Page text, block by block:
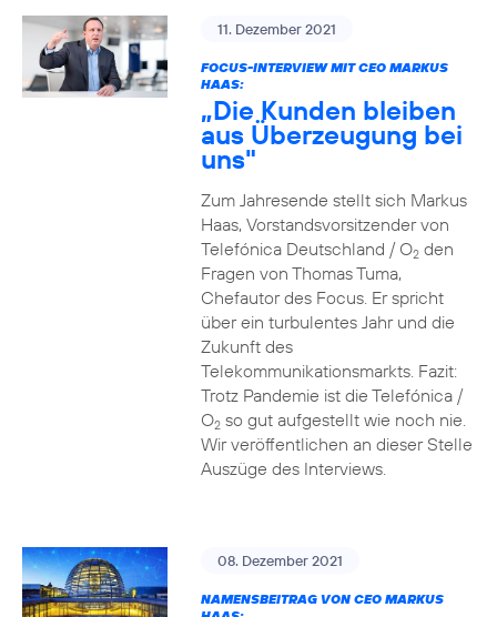
11. Dezember 2021
FOCUS-INTERVIEW MIT CEO MARKUS
HAAS:
„Die Kunden bleiben
aus Überzeugung bei
uns"
Zum Jahresende stellt sich Markus
Haas, Vorstandsvorsitzender von
Telefónica Deutschland / O2den
Fragen von Thomas Tuma,
Chefautor des Focus. Er spricht
über ein turbulentes Jahr und die
Zukunft des
Telekommunikationsmarkts. Fazit:
Trotz Pandemie ist die Telefónica /
O2so gut aufgestellt wie noch nie.
Wir veröffentlichen an dieser Stelle
Auszüge des Interviews.
08. Dezember 2021
NAMENSBEITRAG VON CEO MARKUS